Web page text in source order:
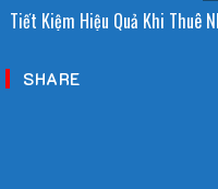
Tiết Kiệm Hiệu Quả Khi Thuê
SHARE